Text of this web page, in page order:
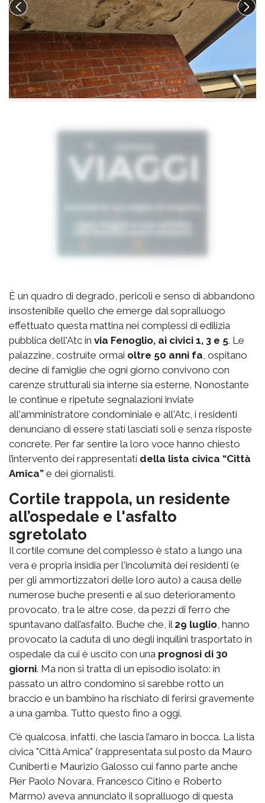
È un quadro di degrado, pericoli e senso di abbandono
insostenibile quello che emerge dal sopralluogo
effettuato questa mattina nei complessi di edilizia
pubblica dell'Atc in via Fenoglio, ai civici 1, 3 e 5. Le
palazzine, costruite ormai oltre 50 anni fa , ospitano
decine di famiglie che ogni giorno convivono con
carenze strutturali sia interne sia esterne. Nonostante
le continue e ripetute segnalazioni inviate
all'amministratore condominiale e all'Atc, i residenti
denunciano di essere stati lasciati soli e senza risposte
concrete. Per far sentire la loro voce hanno chiesto
l’intervento dei rappresentati della lista civica “Città
Amica” e dei giornalisti.
Cortile trappola, un residente
all’ospedale e l'asfalto
sgretolato
Il cortile comune del complesso è stato a lungo una
vera e propria insidia per l'incolumità dei residenti (e
per gli ammortizzatori delle loro auto) a causa delle
numerose buche presenti e al suo deterioramento
provocato, tra le altre cose, da pezzi di ferro che
spuntavano dall’asfalto. Buche che, il 29 luglio , hanno
provocato la caduta di uno degli inquilini trasportato in
ospedale da cui è uscito con una prognosi di 30
giorni. Ma non si tratta di un episodio isolato: in
passato un altro condomino si sarebbe rotto un
braccio e un bambino ha rischiato di ferirsi gravemente
a una gamba. Tutto questo fino a oggi.
C’è qualcosa, infatti, che lascia l’amaro in bocca. La lista
civica "Città Amica" (rappresentata sul posto da Mauro
Cuniberti e Maurizio Galosso cui fanno parte anche
Pier Paolo Novara, Francesco Citino e Roberto
Marmo) aveva annunciato il sopralluogo di questa